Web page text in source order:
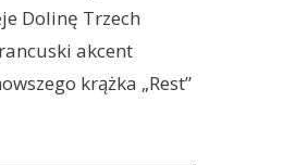
Dolinę Trzech
akcent
krążka „Rest”